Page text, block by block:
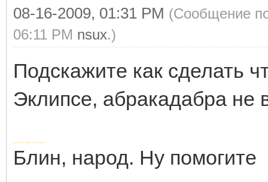
08-16-2009, 01:31 PM (Сообщение
06:11 PM nsux.)
Подскажите как сделать
Эклипсе, абракадабра не
Добавлено через 2 часа 6 минут
Блин, народ. Ну помогите